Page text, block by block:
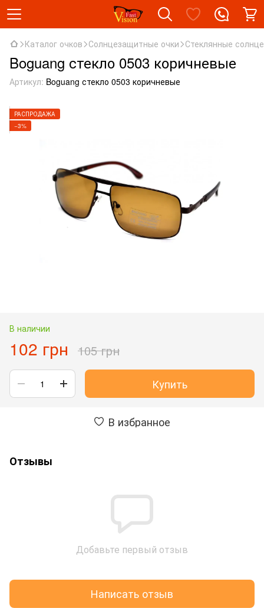
Каталог очков Солнцезащитные очки Стеклянные
Boguang стекло 0503 коричневые
Артикул: Boguang стекло 0503 коричневые
РАСПРОДАЖА
−3%
В наличии
102 грн 105 грн
Купить
В избранное
Отзывы
Добавьте первый отзыв
Написать отзыв